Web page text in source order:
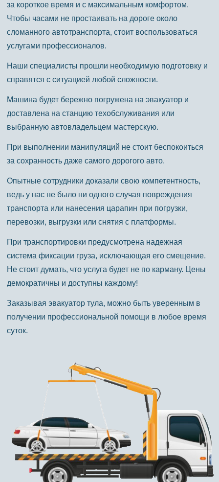
за короткое время и с максимальным комфортом.
Чтобы часами не простаивать на дороге около
сломанного автотранспорта, стоит воспользоваться
услугами профессионалов.
Наши специалисты прошли необходимую подготовку и
справятся с ситуацией любой сложности.
Машина будет бережно погружена на эвакуатор и
доставлена на станцию техобслуживания или
выбранную автовладельцем мастерскую.
При выполнении манипуляций не стоит беспокоиться
за сохранность даже самого дорогого авто.
Опытные сотрудники доказали свою компетентность,
ведь у нас не было ни одного случая повреждения
транспорта или нанесения царапин при погрузки,
перевозки, выгрузки или снятия с платформы.
При транспортировки предусмотрена надежная
система фиксации груза, исключающая его смещение.
Не стоит думать, что услуга будет не по карману. Цены
демократичны и доступны каждому!
Заказывая эвакуатор тула, можно быть уверенным в
получении профессиональной помощи в любое время
суток.